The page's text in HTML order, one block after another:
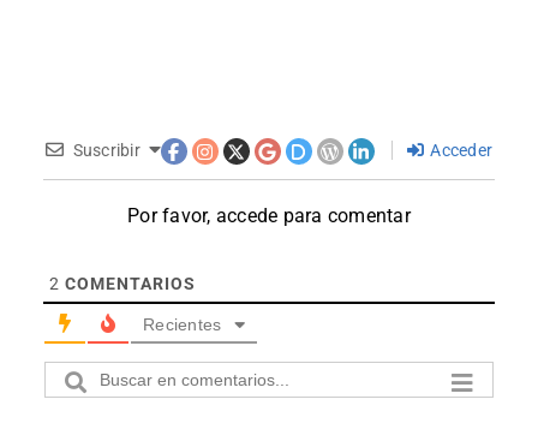
Suscribir Acceder
Por favor, accede para comentar
2 COMENTARIOS
Recientes